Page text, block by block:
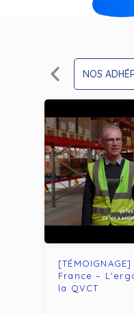
NOS
France –
la QVCT